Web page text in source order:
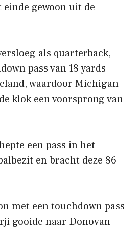
gewoon uit de
als quarterback,
pass van 18 yards
waardoor Michigan
klok een voorsprong van
een pass in het
en bracht deze 86
met een touchdown pass
gooide naar Donovan